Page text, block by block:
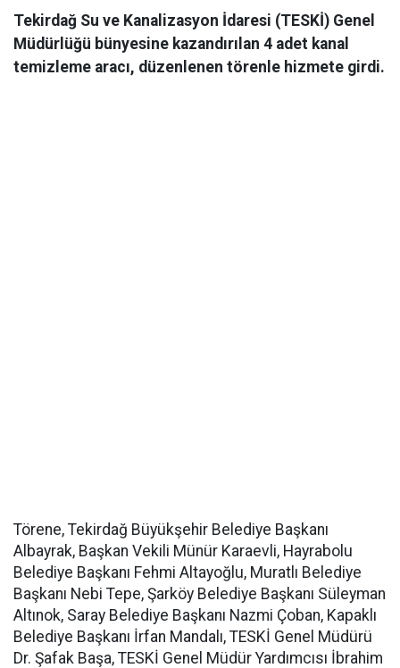
Tekirdağ Su ve Kanalizasyon İdaresi (TESKİ) Genel
Müdürlüğü bünyesine kazandırılan 4 adet kanal
temizleme aracı, düzenlenen törenle hizmete girdi.
Törene, Tekirdağ Büyükşehir Belediye Başkanı
Albayrak, Başkan Vekili Münür Karaevli, Hayrabolu
Belediye Başkanı Fehmi Altayoğlu, Muratlı Belediye
Başkanı Nebi Tepe, Şarköy Belediye Başkanı Süleyman
Altınok, Saray Belediye Başkanı Nazmi Çoban, Kapaklı
Belediye Başkanı İrfan Mandalı, TESKİ Genel Müdürü
Dr. Şafak Başa, TESKİ Genel Müdür Yardımcısı İbrahim